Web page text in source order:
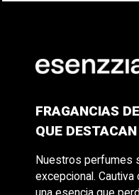
FRAGANCIAS
QUE
Nuestros perfumes
excepcional.